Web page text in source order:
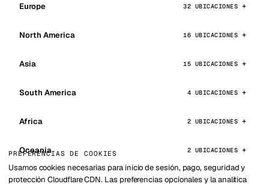
Europe 32 UBICACIONES
North America 16 UBICACIONES
Asia 15 UBICACIONES
South America 4 UBICACIONES
Africa 2 UBICACIONES
Oceania 2 UBICACIONES
PREFERENCIAS DE COOKIES
Usamos cookies necesarias para inicio de sesión, pago, seguridad y
protección Cloudflare CDN. Las preferencias opcionales y la analítica